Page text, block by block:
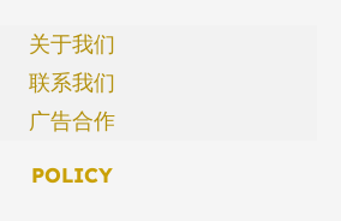
关于我们
联系我们
广告合作
POLICY